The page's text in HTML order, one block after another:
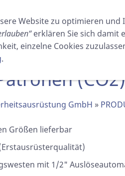
MANN ÜBER
BORD
SART
(CO2)
GmbH »
Größen lieferbar
mit 1/2"
Website zu optimieren und
erklären Sie sich damit
einzelne Cookies
.